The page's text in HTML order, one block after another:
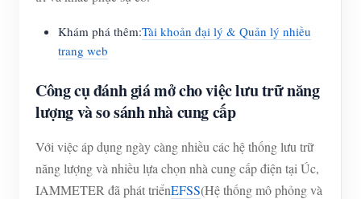
Khám phá thêm:Tài khoản đại lý & Quản lý nhiều
trang web
Công cụ đánh giá mở cho việc lưu trữ năng
lượng và so sánh nhà cung cấp
Với việc áp dụng ngày càng nhiều các hệ thống lưu trữ
năng lượng và nhiều lựa chọn nhà cung cấp điện tại Úc,
IAMMETER đã phát triểnEFSS(Hệ thống mô phỏng và